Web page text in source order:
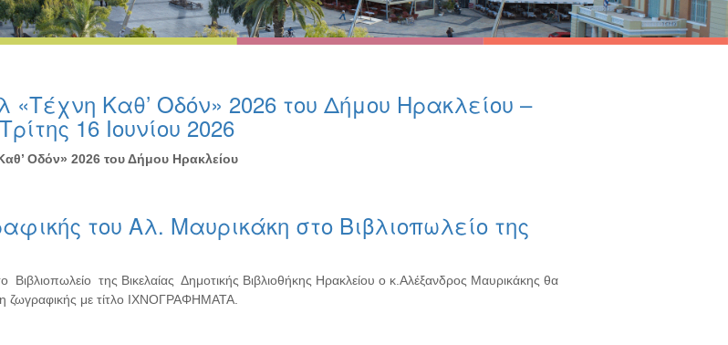
«Τέχνη Καθ’ Οδόν» 2026 του Δήμου Ηρακλείου –
16 Ιουνίου 2026
Οδόν» 2026 του Δήμου Ηρακλείου
του Αλ. Μαυρικάκη στο Βιβλιοπωλείο της
Βιβλιοπωλείο της Βικελαίας Δημοτικής Βιβλιοθήκης Ηρακλείου ο κ.Αλέξανδρος Μαυρικάκης θα
ζωγραφικής με τίτλο ΙΧΝΟΓΡΑΦΗΜΑΤΑ.